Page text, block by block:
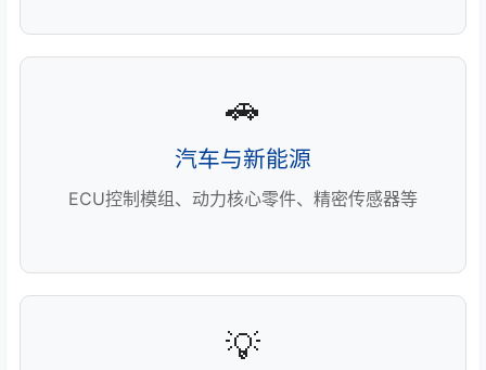
🚗
汽车与新能源
ECU控制模组、动力核心零件、精密传感器等
💡